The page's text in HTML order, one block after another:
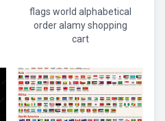
flags world alphabetical
order alamy shopping
cart